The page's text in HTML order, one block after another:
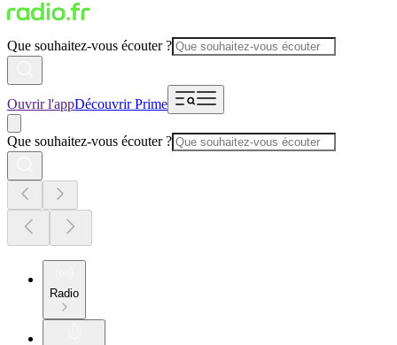
Que souhaitez-vous écouter ?
Ouvrir l'appDécouvrir Prime
Que souhaitez-vous écouter ?
Radio